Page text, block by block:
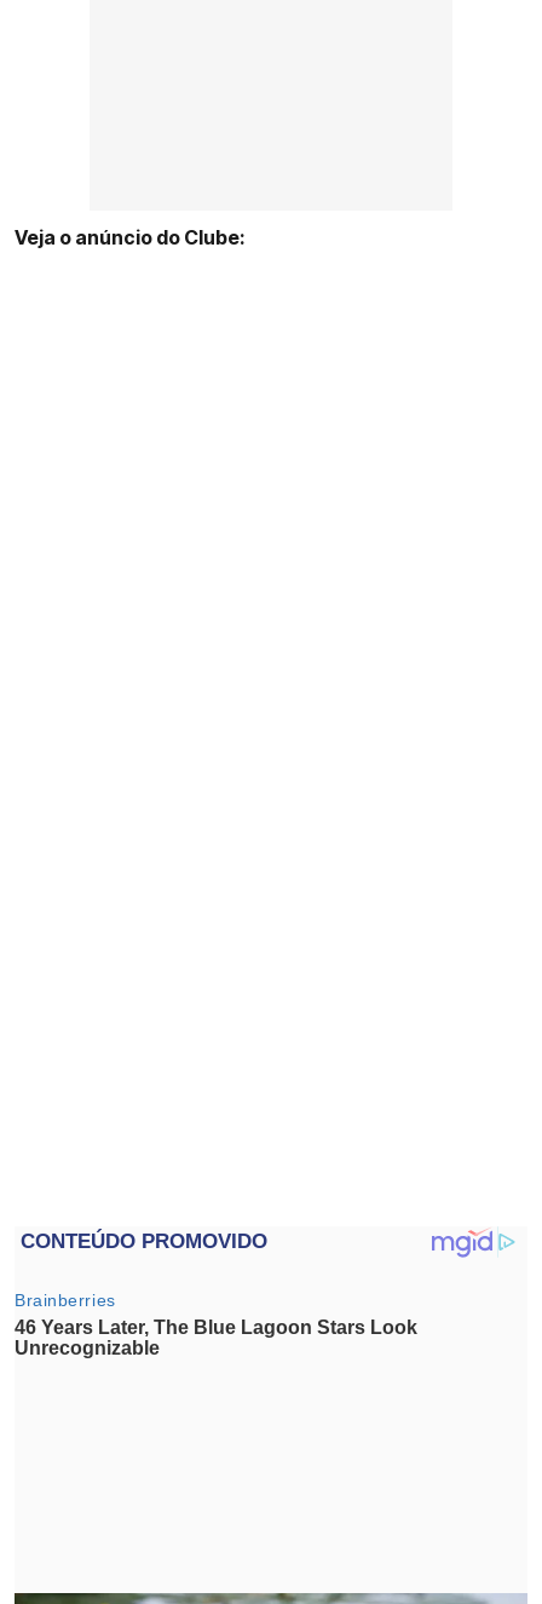
Veja o anúncio do Clube: